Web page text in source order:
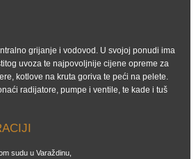
grijanje i vodovod. U svojoj ponudi ima
uvoza te najpovoljnije cijene opreme za
kotlove na kruta goriva te peći na pelete.
radijatore, pumpe i ventile, te kade i tuš
sudu u Varaždinu,